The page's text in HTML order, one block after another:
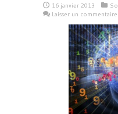
16 janvier 2013
Laisser un commentaire